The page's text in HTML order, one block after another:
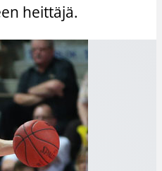
heittäjä.